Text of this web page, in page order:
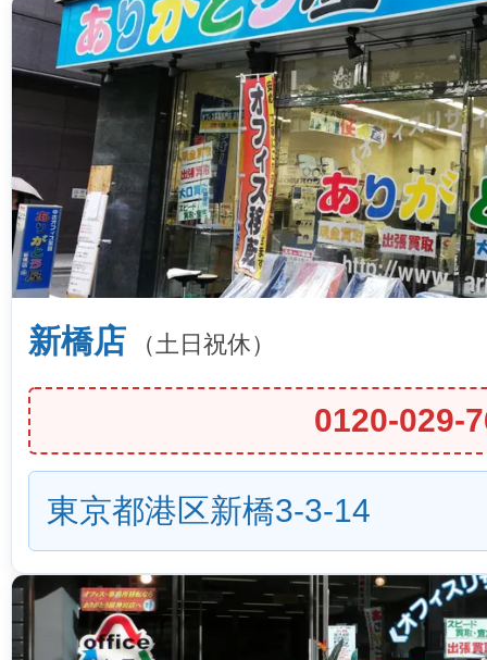
新橋店 （土日祝休）
0120-029-
東京都港区新橋3-3-14